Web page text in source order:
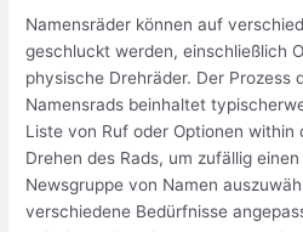
Namensräder können auf
geschluckt werden, einschließlich
physische Drehräder. Der Prozess
Namensrads beinhaltet
Liste von Ruf oder Optionen within
Drehen des Rads, um zufällig
Newsgruppe von Namen
verschiedene Bedürfnisse